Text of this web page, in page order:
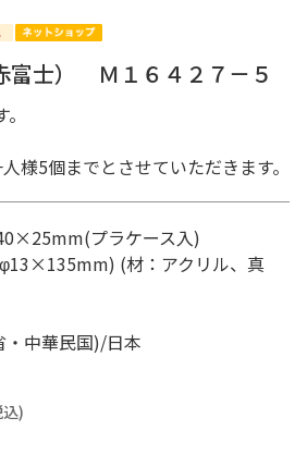
富士） Ｍ１６４２７－５
様5個までとさせていただきます。
プラケース入)
(材：アクリル、真
中華民国)/日本
)